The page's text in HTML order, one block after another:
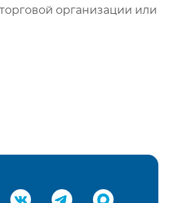
организации или